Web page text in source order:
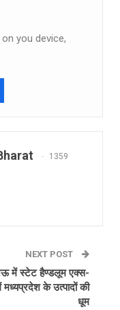
you device,
1359
NEXT POST
में स्टेट हैण्डलूम एक्स-
मध्यप्रदेश के उत्पादों की
धूम